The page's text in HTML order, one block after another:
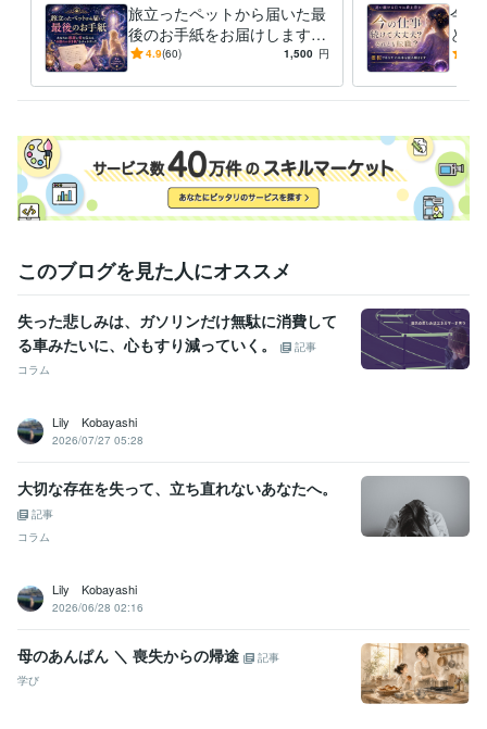
旅立ったペットから届いた最
後のお手紙をお届けします
あなたに感謝と愛を伝え
リング
4.9(60) 1,500 円
今の
とも
転
このブログを見た人にオススメ
失った悲しみは、ガソリンだけ無駄に消費して
る車みたいに、心もすり減っていく。
記事
コラム
Lily Kobayashi
2026/07/27 05:28
大切な存在を失って、立ち直れないあなたへ。
記事
コラム
Lily Kobayashi
2026/06/28 02:16
母のあんぱん ＼ 喪失からの帰途
記事
学び